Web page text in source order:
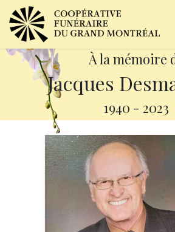
À la mémoire
Jacques
1940 - 2023